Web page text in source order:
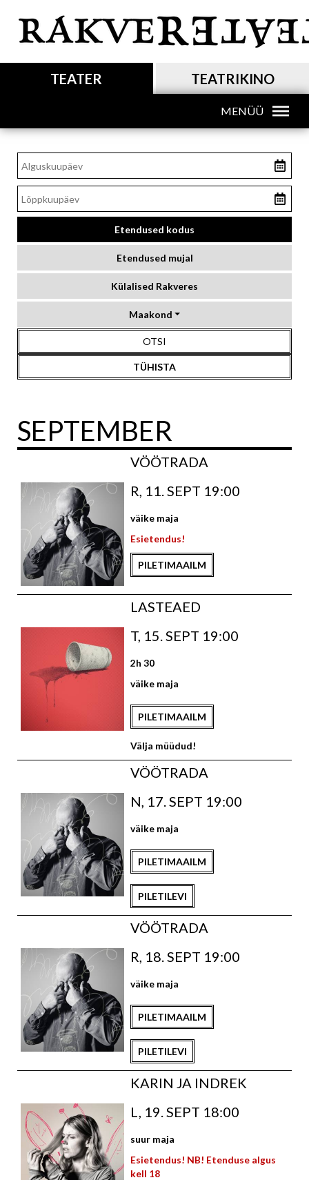
edasi
põhisisu
MAIN NAVIGATION
TEATER TEATRIKINO
MENÜÜ
Etendused kodus
Etendused mujal
Külalised Rakveres
Maakond
OTSI
TÜHISTA
SEPTEMBER
VÖÖTRADA
R, 11. SEPT 19:00
väike maja
Esietendus!
PILETIMAAILM
LASTEAED
T, 15. SEPT 19:00
2h 30
väike maja
PILETIMAAILM
Välja müüdud!
VÖÖTRADA
N, 17. SEPT 19:00
väike maja
PILETIMAAILM
PILETILEVI
VÖÖTRADA
R, 18. SEPT 19:00
väike maja
PILETIMAAILM
PILETILEVI
KARIN JA INDREK
L, 19. SEPT 18:00
suur maja
Esietendus! NB! Etenduse algus
kell 18